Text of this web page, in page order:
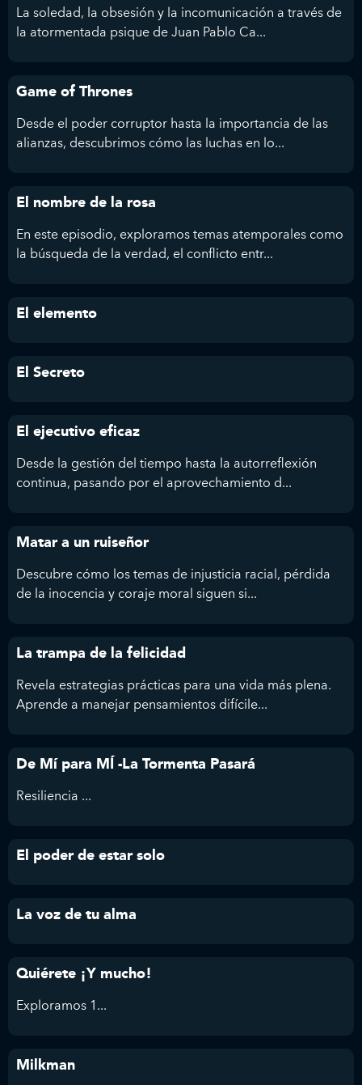
La soledad, la obsesión y la incomunicación a través de
la atormentada psique de Juan Pablo Ca...
Game of Thrones
Desde el poder corruptor hasta la importancia de las
alianzas, descubrimos cómo las luchas en lo...
El nombre de la rosa
En este episodio, exploramos temas atemporales como
la búsqueda de la verdad, el conflicto entr...
El elemento
El Secreto
El ejecutivo eficaz
Desde la gestión del tiempo hasta la autorreflexión
continua, pasando por el aprovechamiento d...
Matar a un ruiseñor
Descubre cómo los temas de injusticia racial, pérdida
de la inocencia y coraje moral siguen si...
La trampa de la felicidad
Revela estrategias prácticas para una vida más plena.
Aprende a manejar pensamientos difícile...
De Mí para MÍ -La Tormenta Pasará
Resiliencia ...
El poder de estar solo
La voz de tu alma
Quiérete ¡Y mucho!
Exploramos 1...
Milkman